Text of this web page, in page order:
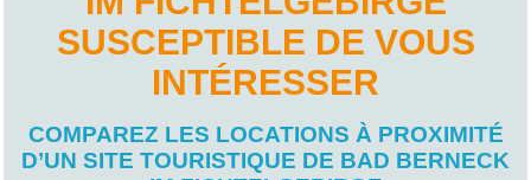
SUSCEPTIBLE DE VOUS
INTÉRESSER
COMPAREZ LES LOCATIONS À PROXIMITÉ
D’UN SITE TOURISTIQUE DE BAD BERNECK